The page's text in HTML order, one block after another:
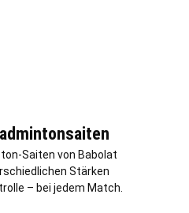
Saiten von Babolat
Stärken
– bei jedem Match.